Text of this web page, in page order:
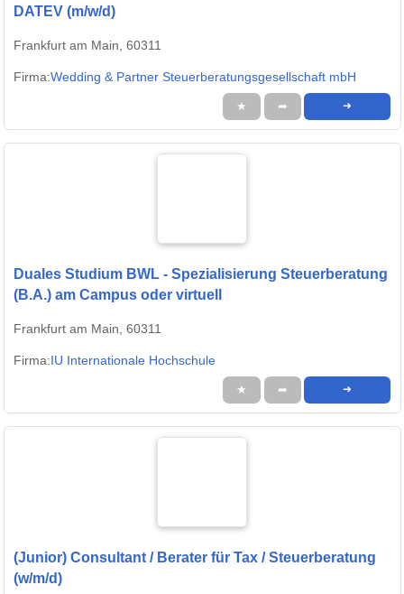
DATEV (m/w/d)
Frankfurt am Main, 60311
Firma:Wedding & Partner Steuerberatungsgesellschaft mbH
★ ➦ ➜
Duales Studium BWL - Spezialisierung Steuerberatung
(B.A.) am Campus oder virtuell
Frankfurt am Main, 60311
Firma:IU Internationale Hochschule
★ ➦ ➜
(Junior) Consultant / Berater für Tax / Steuerberatung
(w/m/d)